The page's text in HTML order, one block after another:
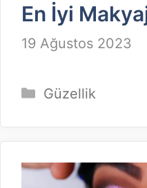
En İyi
19 Ağustos 2023
Kategoriler
Güzellik